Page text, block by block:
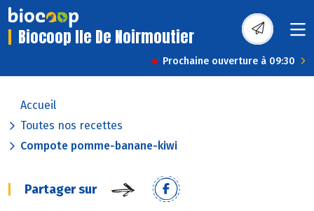
Biocoop Ile De Noirmoutier
Prochaine ouverture à 09:30
Accueil
Toutes nos recettes
Compote pomme-banane-kiwi
Partager sur